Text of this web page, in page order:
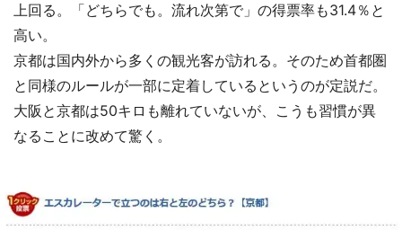
上回る。「どちらでも。流れ次第で」の得票率も31.4％と
高い。
京都は国内外から多くの観光客が訪れる。そのため首都圏
と同様のルールが一部に定着しているというのが定説だ。
大阪と京都は50キロも離れていないが、こうも習慣が異
なることに改めて驚く。